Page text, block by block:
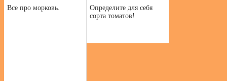
Все про морковь.
Определите для себя
сорта томатов!